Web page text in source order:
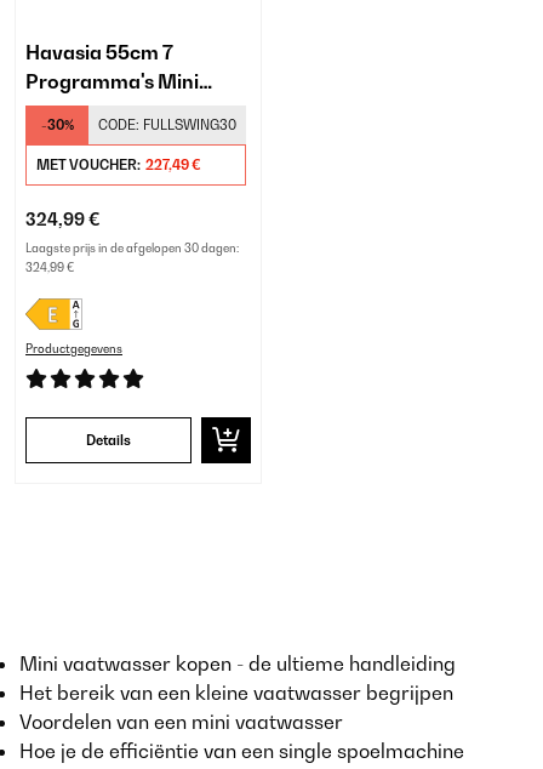
Havasia 55cm 7
Programma's Mini
Vaatwasser​ Zwart/Grijs
-30% CODE: FULLSWING30
MET VOUCHER: 227,49 €
324,99 €
Laagste prijs in de afgelopen 30 dagen:
324,99 €
Productgegevens
Details
Mini vaatwasser kopen - de ultieme handleiding
Het bereik van een kleine vaatwasser begrijpen
Voordelen van een mini vaatwasser
Hoe je de efficiëntie van een single spoelmachine